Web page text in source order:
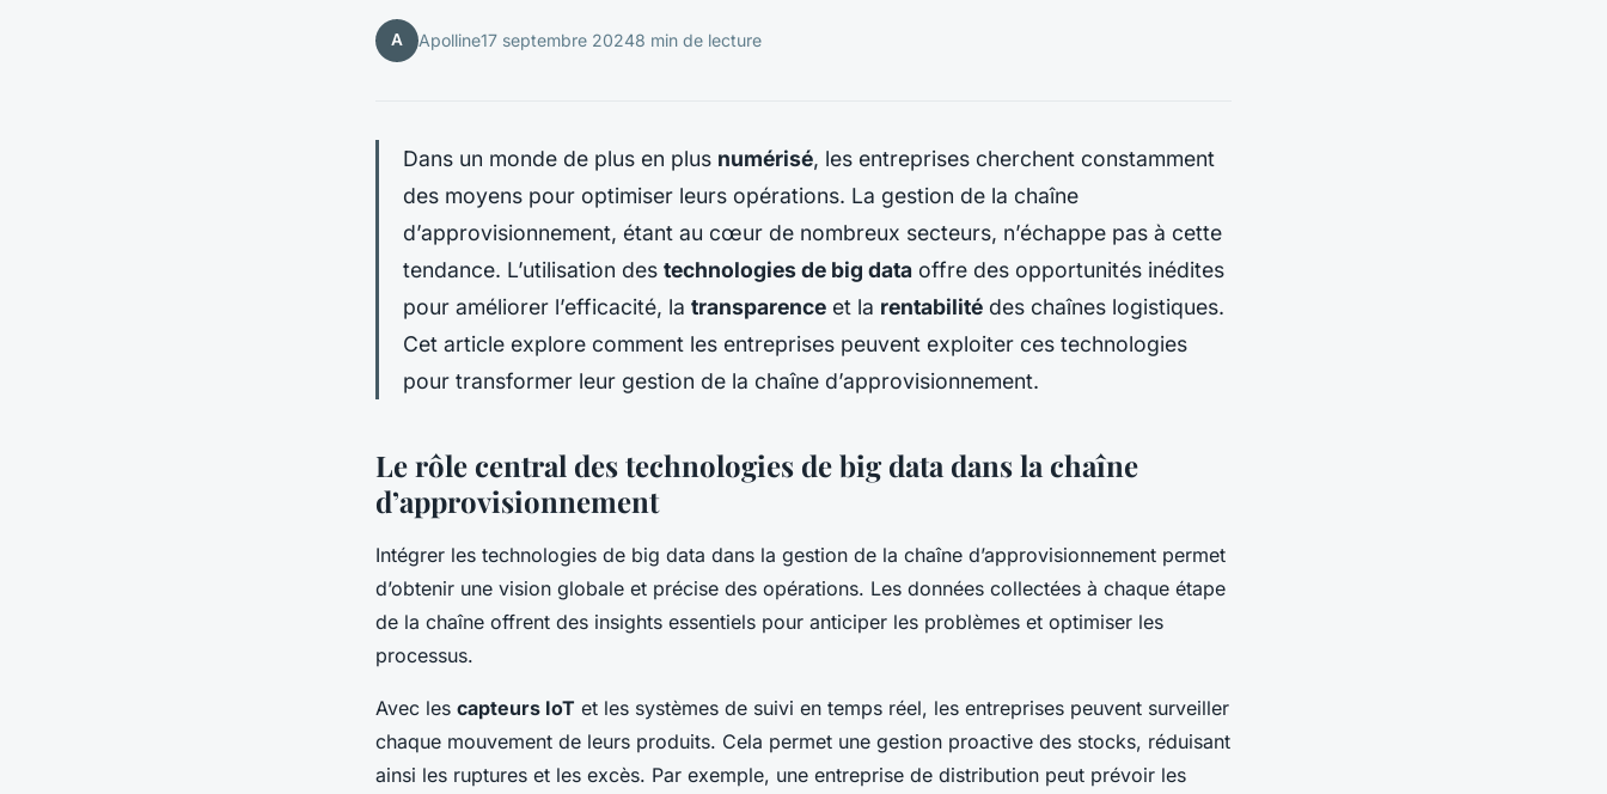
A Apolline17 septembre 20248 min de lecture
Dans un monde de plus en plus numérisé, les entreprises cherchent constamment
des moyens pour optimiser leurs opérations. La gestion de la chaîne
d’approvisionnement, étant au cœur de nombreux secteurs, n’échappe pas à cette
tendance. L’utilisation des technologies de big data offre des opportunités inédites
pour améliorer l’efficacité, la transparence et la rentabilité des chaînes logistiques.
Cet article explore comment les entreprises peuvent exploiter ces technologies
pour transformer leur gestion de la chaîne d’approvisionnement.
Le rôle central des technologies de big data dans la chaîne
d’approvisionnement
Intégrer les technologies de big data dans la gestion de la chaîne d’approvisionnement permet
d’obtenir une vision globale et précise des opérations. Les données collectées à chaque étape
de la chaîne offrent des insights essentiels pour anticiper les problèmes et optimiser les
processus.
Avec les capteurs IoT et les systèmes de suivi en temps réel, les entreprises peuvent surveiller
chaque mouvement de leurs produits. Cela permet une gestion proactive des stocks, réduisant
ainsi les ruptures et les excès. Par exemple, une entreprise de distribution peut prévoir les